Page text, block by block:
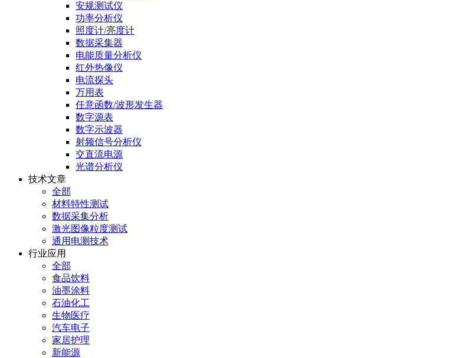
安规测试仪
功率分析仪
照度计/亮度计
数据采集器
电能质量分析仪
红外热像仪
电流探头
万用表
任意函数/波形发生器
数字源表
数字示波器
射频信号分析仪
交直流电源
光谱分析仪
技术文章
全部
材料特性测试
数据采集分析
激光图像粒度测试
通用电测技术
行业应用
全部
食品饮料
油墨涂料
石油化工
生物医疗
汽车电子
家居护理
新能源